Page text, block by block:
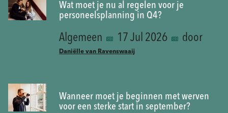
Wat moet je nu al regelen voor je
personeelsplanning in Q4?
Algemeen 17 Jul 2026 door
Daniëlle van Ravenswaaij
Wanneer moet je beginnen met werven
voor een sterke start in september?